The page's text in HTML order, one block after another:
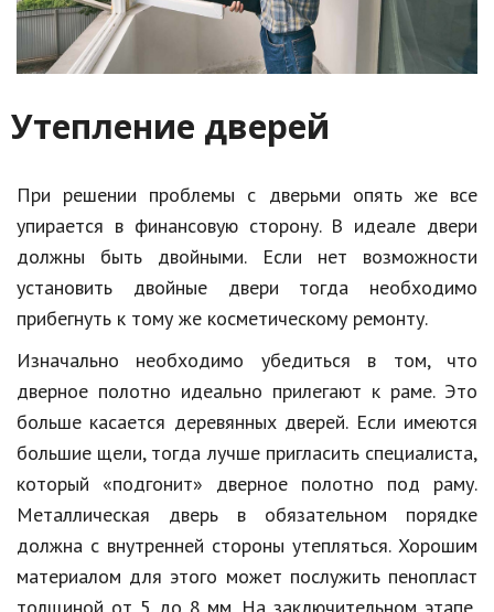
Утепление дверей
При решении проблемы с дверьми опять же все
упирается в финансовую сторону. В идеале двери
должны быть двойными. Если нет возможности
установить двойные двери тогда необходимо
прибегнуть к тому же косметическому ремонту.
Изначально необходимо убедиться в том, что
дверное полотно идеально прилегают к раме. Это
больше касается деревянных дверей. Если имеются
большие щели, тогда лучше пригласить специалиста,
который «подгонит» дверное полотно под раму.
Металлическая дверь в обязательном порядке
должна с внутренней стороны утепляться. Хорошим
материалом для этого может послужить пенопласт
толщиной от 5 до 8 мм. На заключительном этапе,